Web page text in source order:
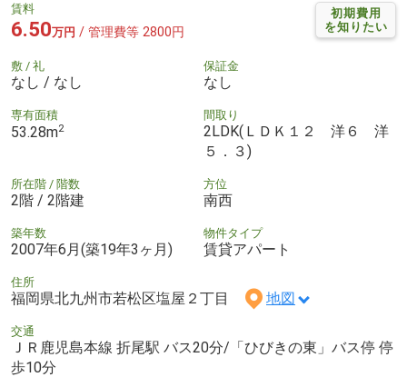
初期費用
を知りたい
賃料
6.50万円 / 管理費等 2800円
敷 / 礼
なし / なし
保証金
なし
専有面積
53.28m2
間取り
2LDK(ＬＤＫ１２ 洋６ 洋
５．３)
所在階 / 階数
2階 / 2階建
方位
南西
築年数
2007年6月(築19年3ヶ月)
物件タイプ
賃貸アパート
住所
福岡県北九州市若松区塩屋２丁目 地図
交通
ＪＲ鹿児島本線 折尾駅 バス20分/「ひびきの東」バス停 停
歩10分